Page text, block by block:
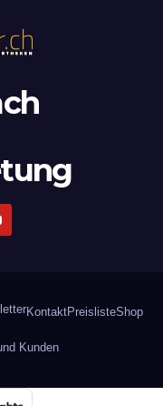
KontaktPreislisteShop
Kunden